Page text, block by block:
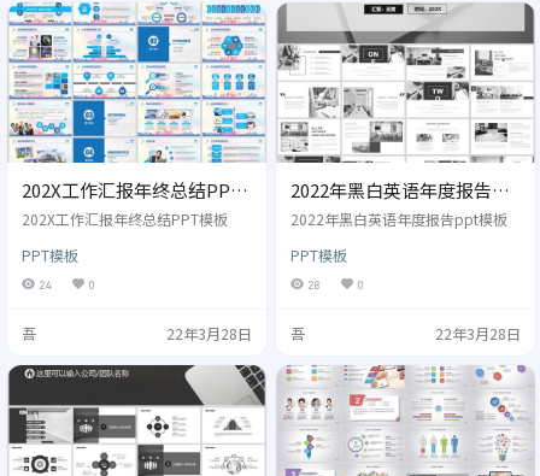
202X工作汇报年终总结PPT
模板
202X工作汇报年终总结PPT模板
PPT模板
24 0
吾 22年3月28日
2022年黑白英语年度报告
ppt模板
2022年黑白英语年度报告ppt模板
PPT模板
28 0
吾 22年3月28日